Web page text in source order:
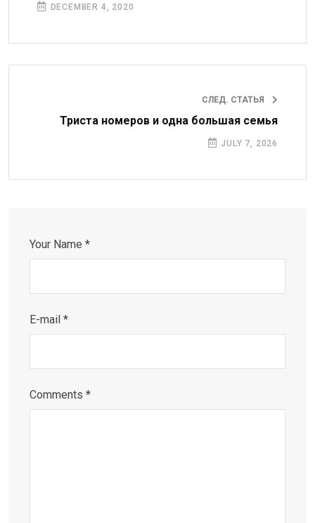
DECEMBER 4, 2020
СЛЕД. СТАТЬЯ
Триста номеров и одна большая семья
JULY 7, 2026
Your Name *
E-mail *
Comments *